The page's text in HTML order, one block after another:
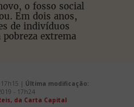
o fosso social
Em dois anos,
de indivíduos
extrema
| Última modificação:
- 17h24
da Carta Capital